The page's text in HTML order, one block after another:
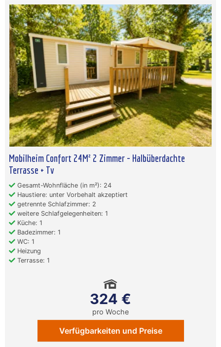
Mobilheim Confort 24M² 2 Zimmer - Halbüberdachte
Terrasse + Tv
Gesamt-Wohnfläche (in m²): 24
Haustiere: unter Vorbehalt akzeptiert
getrennte Schlafzimmer: 2
weitere Schlafgelegenheiten: 1
Küche: 1
Badezimmer: 1
WC: 1
Heizung
Terrasse: 1
324 €
pro Woche
Verfügbarkeiten und Preise